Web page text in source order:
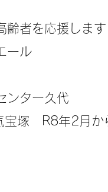
者を応援します
ール
ンター久代
宝塚 R8年2月か